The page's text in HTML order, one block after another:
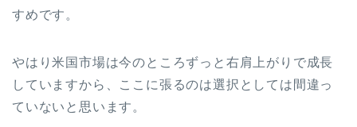
すめです。
やはり米国市場は今のところずっと右肩上がりで成長
していますから、ここに張るのは選択としては間違っ
ていないと思います。